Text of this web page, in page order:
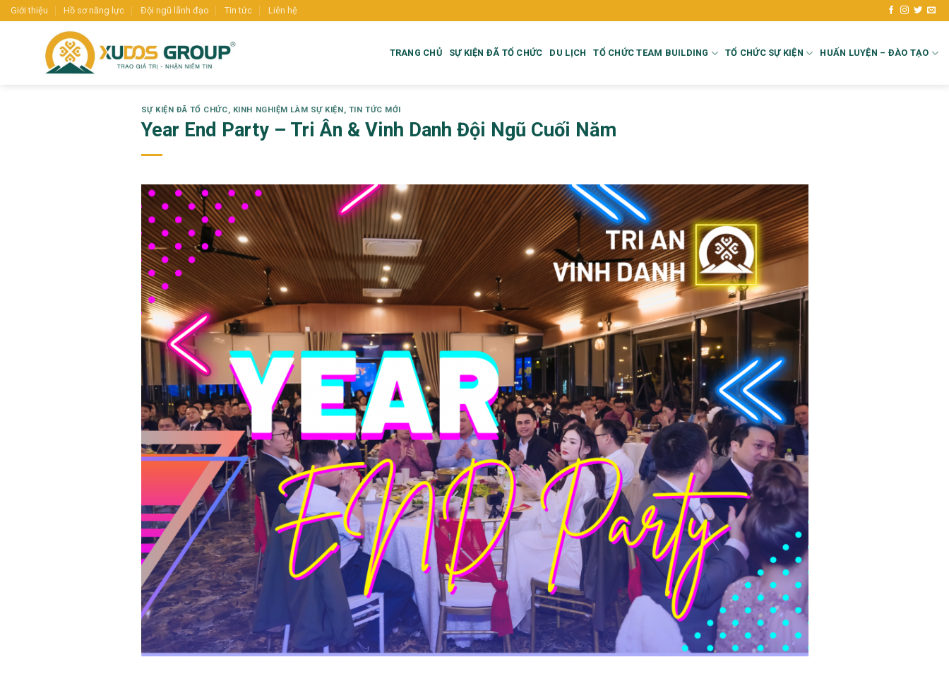
Skip
to
Giới thiệu Hồ sơ năng lực Đội ngũ lãnh đạo Tin tức Liên hệ
TRANG CHỦ SỰ KIỆN ĐÃ TỔ CHỨC DU LỊCH TỔ CHỨC TEAM BUILDING TỔ CHỨC SỰ KIỆN HUẤN LUYỆN – ĐÀO TẠO
SỰ KIỆN ĐÃ TỔ CHỨC, KINH NGHIỆM LÀM SỰ KIỆN, TIN TỨC MỚI
Year End Party – Tri Ân & Vinh Danh Đội Ngũ Cuối Năm